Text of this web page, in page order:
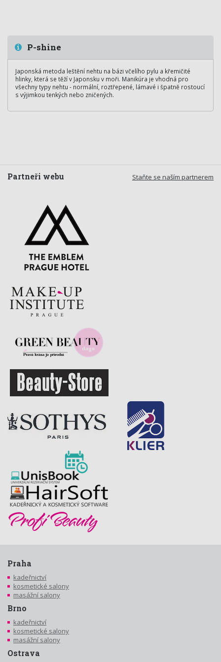
P-shine
Japonská metoda leštění nehtu na bázi včelího pylu a křemičité
hlinky, která se těží v Japonsku v moři. Manikúra je vhodná pro
všechny typy nehtu - normální, roztřepené, lámavé i špatně rostoucí
s výjimkou tenkých nebo zničených.
Staňte se naším partnerem
Partneři webu
Praha
kadeřnictví
kosmetické salony
masážní salony
Brno
kadeřnictví
kosmetické salony
masážní salony
Ostrava